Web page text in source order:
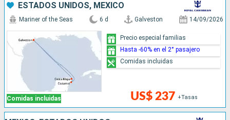
ESTADOS UNIDOS, MÉXICO
Comidas incluidas
Mariner of the Seas 6 d Galveston 14/09/2026
US$ 237 +Tasas
Precio especial familias
Hasta -60% en el 2° pasajero
Comidas incluidas